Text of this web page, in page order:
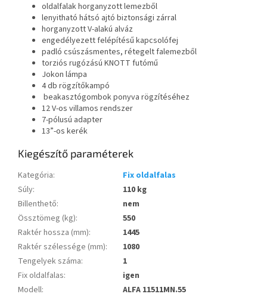
oldalfalak horganyzott lemezből
lenyitható hátsó ajtó biztonsági zárral
horganyzott V-alakú alváz
engedélyezett felépítésű kapcsolófej
padló csúszásmentes, rétegelt falemezből
torziós rugózású KNOTT futómű
Jokon lámpa
4 db rögzítőkampó
beakasztógombok ponyva rögzítéséhez
12 V-os villamos rendszer
7-pólusú adapter
13”-os kerék
Kiegészítő paraméterek
Kategória:
Fix oldalfalas
Súly:
110 kg
Billenthető:
nem
Össztömeg (kg):
550
Raktér hossza (mm):
1445
Raktér szélessége (mm):
1080
Tengelyek száma:
1
Fix oldalfalas:
igen
Modell:
ALFA 11511MN.55